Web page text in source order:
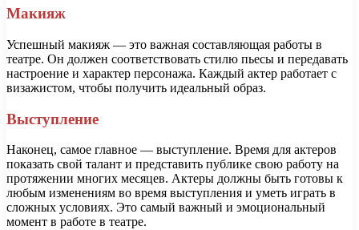
Макияж
Успешный макияж — это важная составляющая работы в
театре. Он должен соответствовать стилю пьесы и передавать
настроение и характер персонажа. Каждый актер работает с
визажистом, чтобы получить идеальный образ.
Выступление
Наконец, самое главное — выступление. Время для актеров
показать свой талант и представить публике свою работу на
протяжении многих месяцев. Актеры должны быть готовы к
любым изменениям во время выступления и уметь играть в
сложных условиях. Это самый важный и эмоциональный
момент в работе в театре.